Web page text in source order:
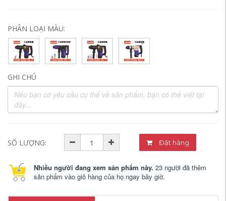
PHÂN LOẠI MÀU:
GHI CHÚ
SỐ LƯỢNG: Đặt hàng
Nhiều người đang xem sản phẩm này. 23 người đã thêm
sản phẩm vào giỏ hàng của họ ngay bây giờ.